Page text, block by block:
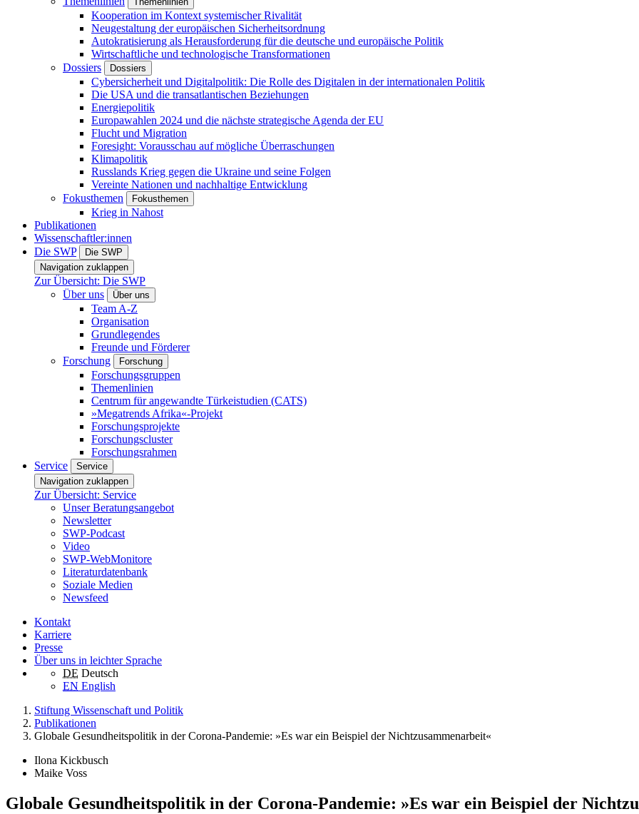
Kooperation im Kontext systemischer Rivalität
Neugestaltung der europäischen Sicherheitsordnung
Autokratisierung als Herausforderung für die deutsche und europäische Politik
Wirtschaftliche und technologische Transformationen
Dossiers
Dossiers
Cybersicherheit und Digitalpolitik: Die Rolle des Digitalen in der internationalen Politik
Die USA und die transatlantischen Beziehungen
Energiepolitik
Europawahlen 2024 und die nächste strategische Agenda der EU
Flucht und Migration
Foresight: Vorausschau auf mögliche Überraschungen
Klimapolitik
Russlands Krieg gegen die Ukraine und seine Folgen
Vereinte Nationen und nachhaltige Entwicklung
Fokusthemen
Fokusthemen
Krieg in Nahost
Publikationen
Wissenschaftler:innen
Die SWP
Die SWP
Navigation zuklappen
Zur Übersicht: Die SWP
Über uns
Über uns
Team A-Z
Organisation
Grundlegendes
Freunde und Förderer
Forschung
Forschung
Forschungsgruppen
Themenlinien
Centrum für angewandte Türkeistudien (CATS)
»Megatrends Afrika«-Projekt
Forschungsprojekte
Forschungscluster
Forschungsrahmen
Service
Service
Navigation zuklappen
Zur Übersicht: Service
Unser Beratungsangebot
Newsletter
SWP-Podcast
Video
SWP-WebMonitore
Literaturdatenbank
Soziale Medien
Newsfeed
Kontakt
Karriere
Presse
Über uns in leichter Sprache
DE Deutsch
EN English
Stiftung Wissenschaft und Politik
Publikationen
Globale Gesundheitspolitik in der Corona-Pandemie: »Es war ein Beispiel der Nichtzusammenarbeit«
Ilona Kickbusch
Maike Voss
Globale Gesundheitspolitik in der Corona-Pandemie: »Es war ein Beispiel der